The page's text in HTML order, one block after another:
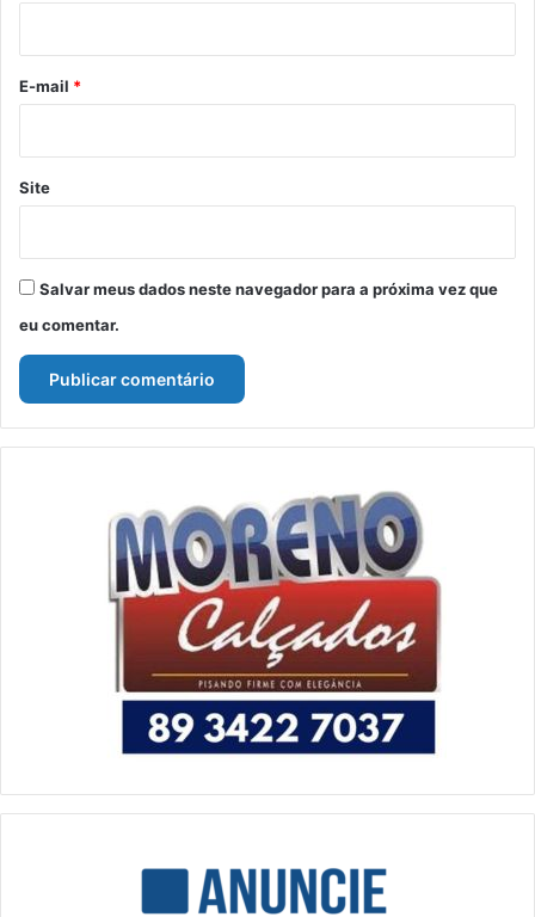
*
E-mail *
Site
Salvar meus dados neste navegador para a próxima vez que
eu comentar.